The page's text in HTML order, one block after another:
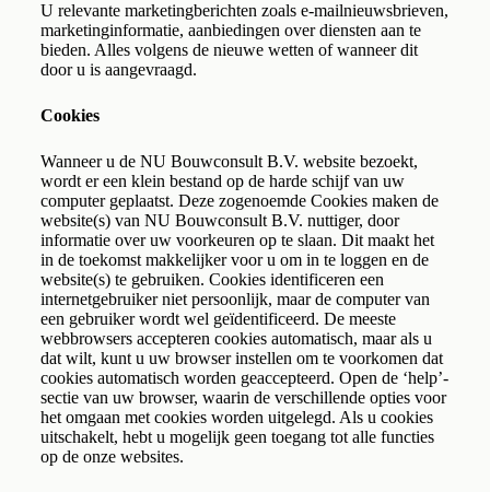
U relevante marketingberichten zoals e-mailnieuwsbrieven,
marketinginformatie, aanbiedingen over diensten aan te
bieden. Alles volgens de nieuwe wetten of wanneer dit
door u is aangevraagd.
Cookies
Wanneer u de NU Bouwconsult B.V. website bezoekt,
wordt er een klein bestand op de harde schijf van uw
computer geplaatst. Deze zogenoemde Cookies maken de
website(s) van NU Bouwconsult B.V. nuttiger, door
informatie over uw voorkeuren op te slaan. Dit maakt het
in de toekomst makkelijker voor u om in te loggen en de
website(s) te gebruiken. Cookies identificeren een
internetgebruiker niet persoonlijk, maar de computer van
een gebruiker wordt wel geïdentificeerd. De meeste
webbrowsers accepteren cookies automatisch, maar als u
dat wilt, kunt u uw browser instellen om te voorkomen dat
cookies automatisch worden geaccepteerd. Open de ‘help’-
sectie van uw browser, waarin de verschillende opties voor
het omgaan met cookies worden uitgelegd. Als u cookies
uitschakelt, hebt u mogelijk geen toegang tot alle functies
op de onze websites.